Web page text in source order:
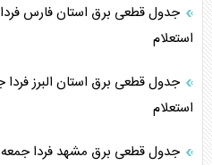
استعلام
استعلام
جدول قطعی برق مشهد فردا جمعه ۱۶ مرداد ۱۴۰۵ + نحوه استعلام